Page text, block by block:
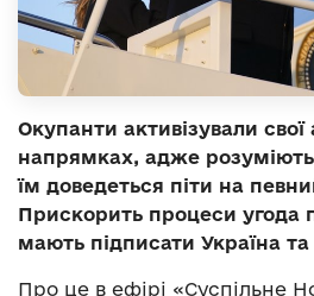
Окупанти активізували свої
напрямках, адже
їм доведеться піти на
Прискорить процеси угода
мають підписати Україна
Про це в ефірі «Суспільне